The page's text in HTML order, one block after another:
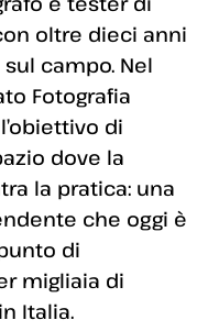
oltre dieci anni
campo. Nel
Fotografia
di
dove la
la pratica: una
che oggi è
di
migliaia di
Italia.